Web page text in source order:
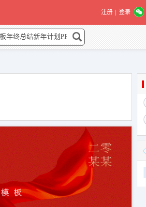
注册 登录